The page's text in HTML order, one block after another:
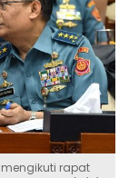
mengikuti rapat